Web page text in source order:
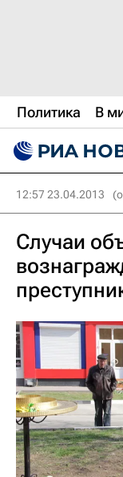
Политика В
12:57 23.04.2013
Cлучаи